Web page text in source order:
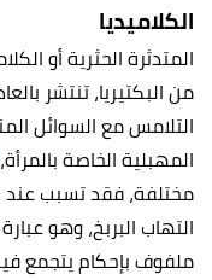
الكلاميديا
المتدثرة الحثرية أو
من البكتيريا، تنتشر
التلامس مع السوائل
المهبلية الخاصة بالمرأة،
مختلفة، فقد تسبب عند
التهاب البربخ،وهو
ملفوف بإحكام يتجمع